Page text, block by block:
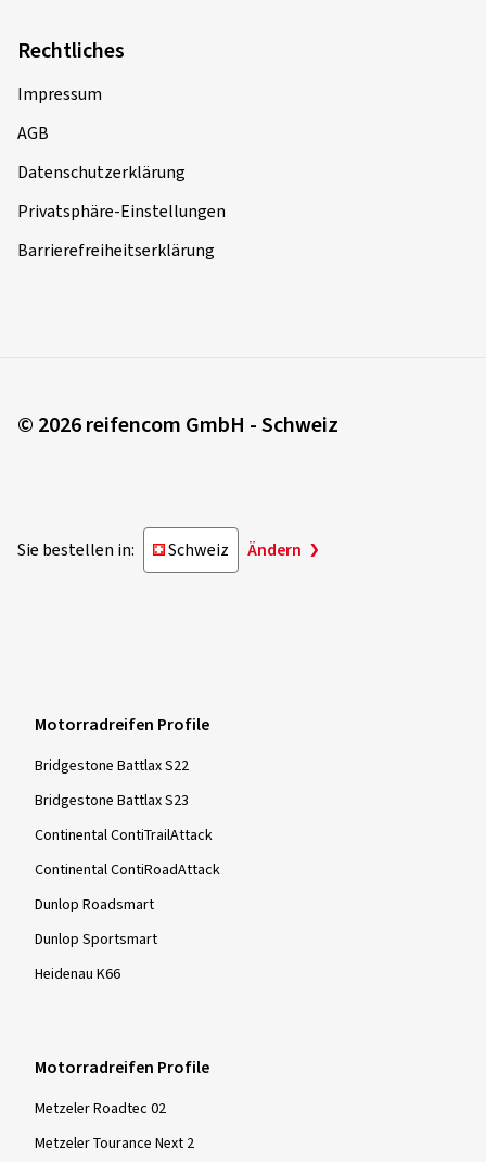
Rechtliches
Impressum
AGB
Datenschutzerklärung
Privatsphäre-Einstellungen
Barrierefreiheitserklärung
© 2026 reifencom GmbH - Schweiz
Sie bestellen in: Schweiz Ändern
Motorradreifen Profile
Bridgestone Battlax S22
Bridgestone Battlax S23
Continental ContiTrailAttack
Continental ContiRoadAttack
Dunlop Roadsmart
Dunlop Sportsmart
Heidenau K66
Motorradreifen Profile
Metzeler Roadtec 02
Metzeler Tourance Next 2